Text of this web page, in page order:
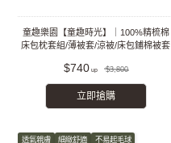
童趣樂園【童趣時光】｜100%精梳棉
床包枕套組/薄被套/涼被/床包鋪棉被套
$740 $3,800
立即搶購
透氣親膚 細緻舒適 不易起毛球